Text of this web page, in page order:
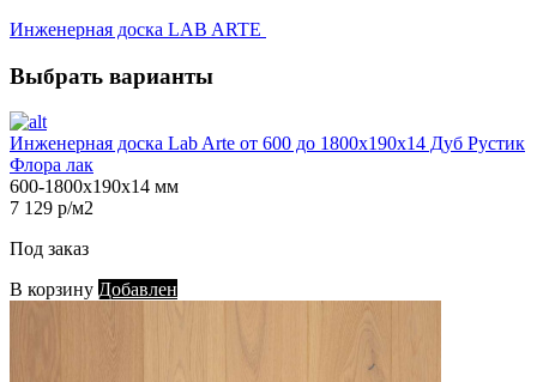
Инженерная доска LAB ARTE
Выбрать варианты
Инженерная доска Lab Arte от 600 до 1800х190х14 Дуб Рустик
Флора лак
600-1800х190х14 мм
7 129 р/м2
Под заказ
В корзину Добавлен